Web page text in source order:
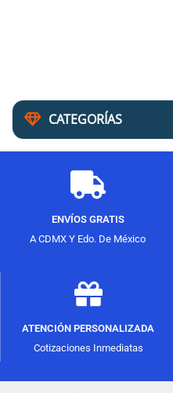
CATEGORÍAS
ENVÍOS GRATIS
A CDMX Y Edo. De México
ATENCIÓN PERSONALIZADA
Cotizaciones Inmediatas